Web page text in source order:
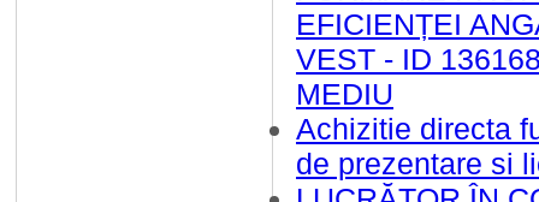
EFICIENȚEI
VEST - ID
MEDIU
Achizitie directa
de prezentare si